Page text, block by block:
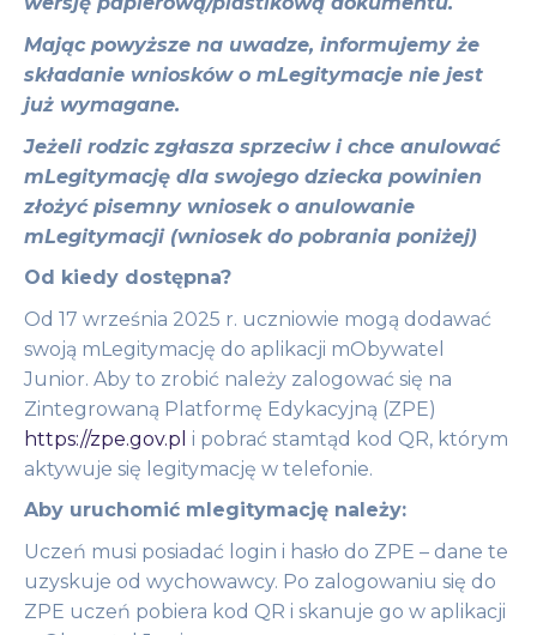
Mając powyższe na uwadze, informujemy że
składanie wniosków o mLegitymacje nie jest
już wymagane.
Jeżeli rodzic zgłasza sprzeciw i chce anulować
mLegitymację dla swojego dziecka powinien
złożyć pisemny wniosek o anulowanie
mLegitymacji (wniosek do pobrania poniżej)
Od kiedy dostępna?
Od 17 września 2025 r. uczniowie mogą dodawać
swoją mLegitymację do aplikacji mObywatel
Junior. Aby to zrobić należy zalogować się na
Zintegrowaną Platformę Edykacyjną (ZPE)
https://zpe.gov.pl i pobrać stamtąd kod QR, którym
aktywuje się legitymację w telefonie.
Aby uruchomić mlegitymację należy:
Uczeń musi posiadać login i hasło do ZPE – dane te
uzyskuje od wychowawcy. Po zalogowaniu się do
ZPE uczeń pobiera kod QR i skanuje go w aplikacji